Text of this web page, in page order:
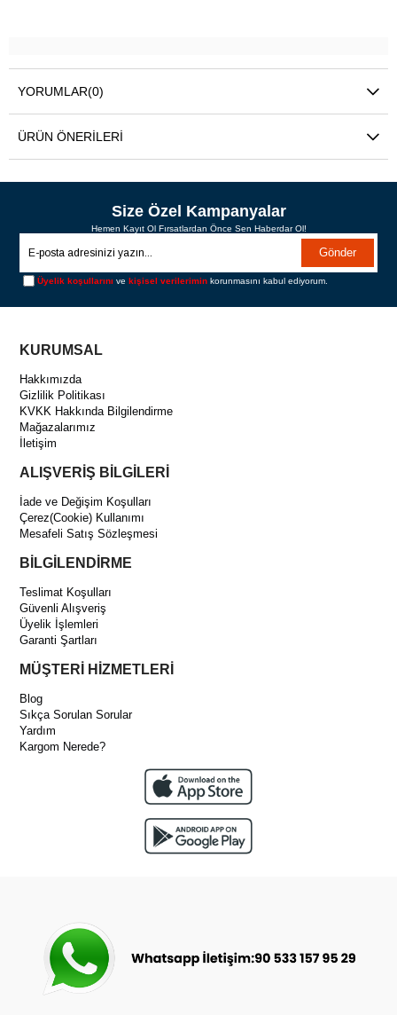
YORUMLAR(0)
ÜRÜN ÖNERILERI
Size Özel Kampanyalar
Hemen Kayıt Ol Fırsatlardan Önce Sen Haberdar Ol!
Gönder
Üyelik koşullarını vekişisel verilerimin korunmasını kabul ediyorum.
KURUMSAL
Hakkımızda
Gizlilik Politikası
KVKK Hakkında Bilgilendirme
Mağazalarımız
İletişim
ALIŞVERİŞ BİLGİLERİ
İade ve Değişim Koşulları
Çerez(Cookie) Kullanımı
Mesafeli Satış Sözleşmesi
BİLGİLENDİRME
Teslimat Koşulları
Güvenli Alışveriş
Üyelik İşlemleri
Garanti Şartları
MÜŞTERİ HİZMETLERİ
Blog
Sıkça Sorulan Sorular
Yardım
Kargom Nerede?